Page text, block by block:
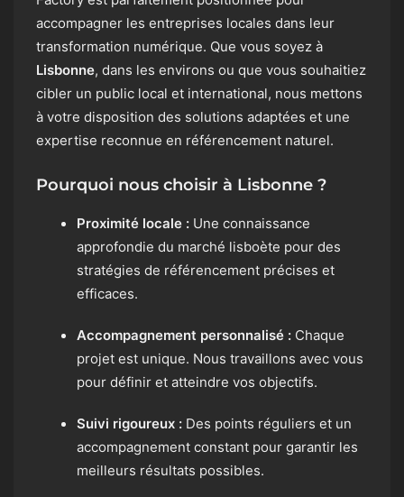
accompagner les entreprises locales dans leur
transformation numérique. Que vous soyez à
Lisbonne, dans les environs ou que vous souhaitiez
cibler un public local et international, nous mettons
à votre disposition des solutions adaptées et une
expertise reconnue en référencement naturel.
Pourquoi nous choisir à Lisbonne ?
Proximité locale : Une connaissance
approfondie du marché lisboète pour des
stratégies de référencement précises et
efficaces.
Accompagnement personnalisé : Chaque
projet est unique. Nous travaillons avec vous
pour définir et atteindre vos objectifs.
Suivi rigoureux : Des points réguliers et un
accompagnement constant pour garantir les
meilleurs résultats possibles.